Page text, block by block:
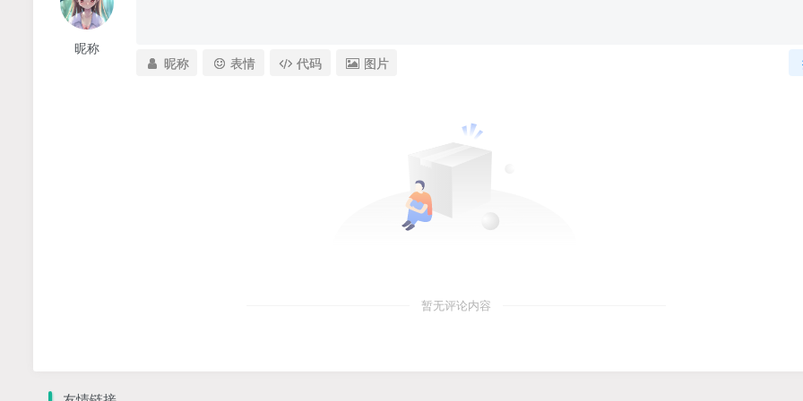
昵称
昵称 表情 代码 图片
暂无评论内容